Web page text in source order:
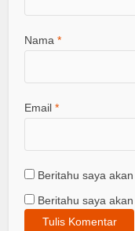
Nama*
Email*
Beritahu saya
Beritahu saya